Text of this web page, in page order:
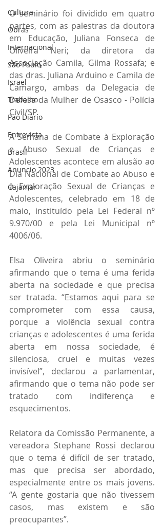
Cultura
Obras
Internacional
São Paulo
Israel
Trabalho
Pão Diário
Entrevista
Brasil
Anuncio 2023
Cajamar
O seminário foi dividido em quatro
partes, com as palestras da doutora
em Educação, Juliana Fonseca de
Oliveira Neri; da diretora da
Associação Camila, Gilma Rossafa; e
das dras. Juliana Arduino e Camila de
Camargo, ambas da Delegacia de
Defesa da Mulher de Osasco - Polícia
Civil/SP.
A Semana de Combate à Exploração
e Abuso Sexual de Crianças e
Adolescentes acontece em alusão ao
Dia Nacional de Combate ao Abuso e
à Exploração Sexual de Crianças e
Adolescentes, celebrado em 18 de
maio, instituído pela Lei Federal nº
9.970/00 e pela Lei Municipal nº
4006/06.
Elsa Oliveira abriu o seminário
afirmando que o tema é uma ferida
aberta na sociedade e que precisa
ser tratada. “Estamos aqui para se
comprometer com essa causa,
porque a violência sexual contra
crianças e adolescentes é uma ferida
aberta em nossa sociedade, é
silenciosa, cruel e muitas vezes
invisível”, declarou a parlamentar,
afirmando que o tema não pode ser
tratado com indiferença e
esquecimentos.
Relatora da Comissão Permanente, a
vereadora Stephane Rossi declarou
que o tema é difícil de ser tratado,
mas que precisa ser abordado,
especialmente entre os mais jovens.
“A gente gostaria que não tivessem
casos, mas existem e são
preocupantes”.